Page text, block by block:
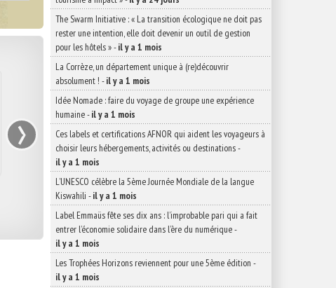
›
The Swarm Initiative : « La transition écologique ne doit pas
rester une intention, elle doit devenir un outil de gestion
pour les hôtels »-il y a 1 mois
La Corrèze, un département unique à (re)découvrir
absolument ! -il y a 1 mois
Idée Nomade : faire du voyage de groupe une expérience
humaine-il y a 1 mois
Ces labels et certifications AFNOR qui aident les voyageurs à
choisir leurs hébergements, activités ou destinations-
il y a 1 mois
L’UNESCO célèbre la 5ème Journée Mondiale de la langue
Kiswahili -il y a 1 mois
Label Emmaüs fête ses dix ans : l’improbable pari qui a fait
entrer l’économie solidaire dans l’ère du numérique-
il y a 1 mois
Les Trophées Horizons reviennent pour une 5ème édition -
il y a 1 mois